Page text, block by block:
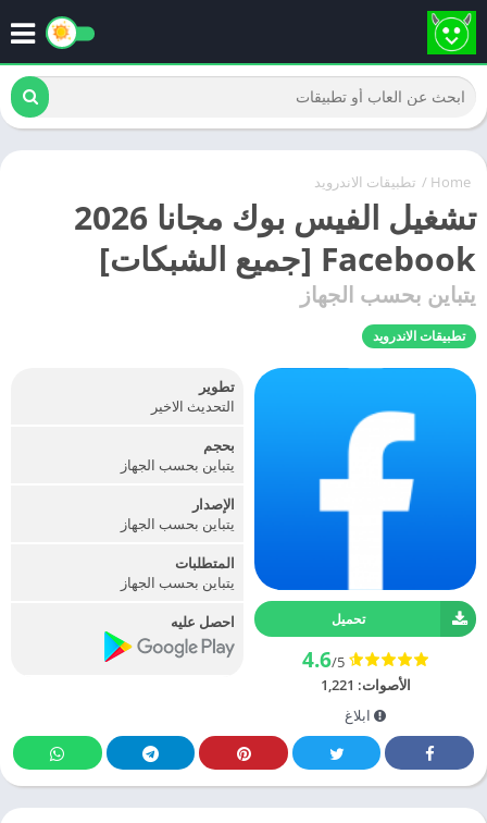
Home
/ تطبيقات الاندرويد
تشغيل الفيس بوك مجانا 2026
Facebook [جميع الشبكات]
يتباين بحسب الجهاز
تطبيقات الاندرويد
تحميل
4.6/5
الأصوات: 1,221
ابلاغ
تطوير
التحديث الاخير
بحجم
يتباين بحسب الجهاز
الإصدار
يتباين بحسب الجهاز
المتطلبات
يتباين بحسب الجهاز
احصل عليه